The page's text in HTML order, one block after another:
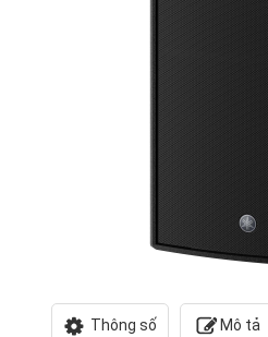
Thông số
Mô tả